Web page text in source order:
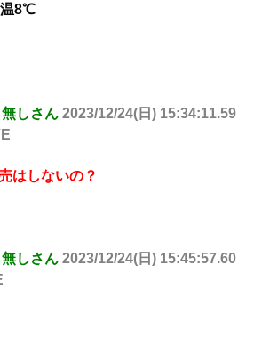
温8℃
しさん 2023/12/24(日) 15:34:11.59
はしないの？
しさん 2023/12/24(日) 15:45:57.60